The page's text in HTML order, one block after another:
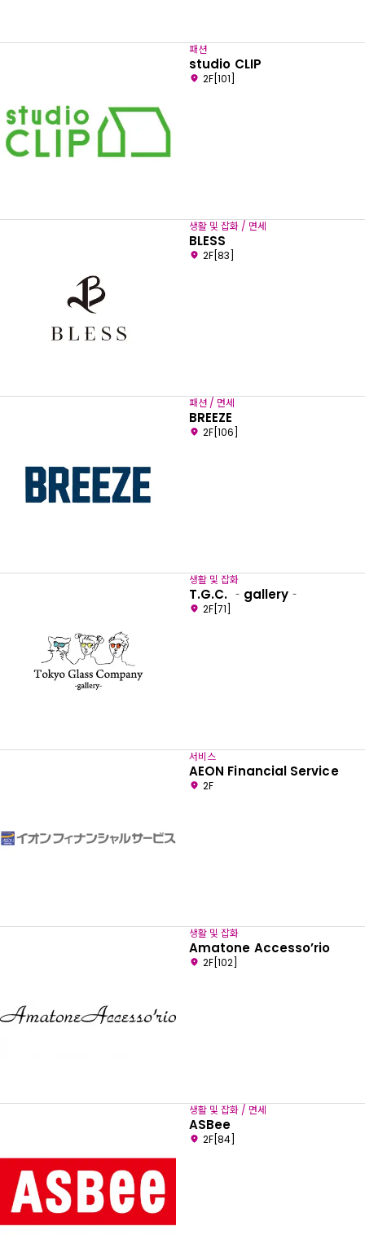
원하는 언어를 선택하세요
English
패션
studio CLIP
2F[101]
생활 및 잡화 / 면세
BLESS
2F[83]
패션 / 면세
BREEZE
2F[106]
생활 및 잡화
T.G.C. ‐gallery‐
2F[71]
서비스
AEON Financial Service
2F
생활 및 잡화
Amatone Accesso’rio
2F[102]
생활 및 잡화 / 면세
ASBee
2F[84]